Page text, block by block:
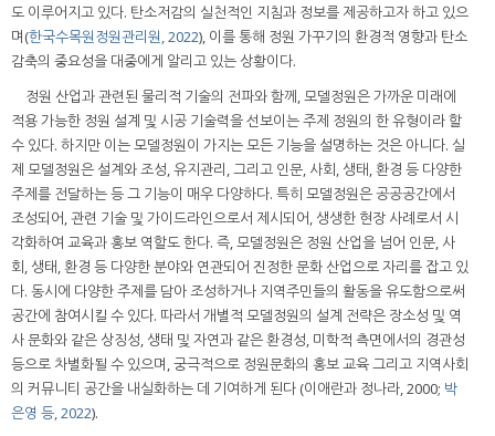
도 이루어지고 있다. 탄소저감의 실천적인 지침과 정보를 제공하고자 하고 있으
며(한국수목원정원관리원, 2022), 이를 통해 정원 가꾸기의 환경적 영향과 탄소
감축의 중요성을 대중에게 알리고 있는 상황이다.
정원 산업과 관련된 물리적 기술의 전파와 함께, 모델정원은 가까운 미래에
적용 가능한 정원 설계 및 시공 기술력을 선보이는 주제 정원의 한 유형이라 할
수 있다. 하지만 이는 모델정원이 가지는 모든 기능을 설명하는 것은 아니다. 실
제 모델정원은 설계와 조성, 유지관리, 그리고 인문, 사회, 생태, 환경 등 다양한
주제를 전달하는 등 그 기능이 매우 다양하다. 특히 모델정원은 공공공간에서
조성되어, 관련 기술 및 가이드라인으로서 제시되어, 생생한 현장 사례로서 시
각화하여 교육과 홍보 역할도 한다. 즉, 모델정원은 정원 산업을 넘어 인문, 사
회, 생태, 환경 등 다양한 분야와 연관되어 진정한 문화 산업으로 자리를 잡고 있
다. 동시에 다양한 주제를 담아 조성하거나 지역주민들의 활동을 유도함으로써
공간에 참여시킬 수 있다. 따라서 개별적 모델정원의 설계 전략은 장소성 및 역
사 문화와 같은 상징성, 생태 및 자연과 같은 환경성, 미학적 측면에서의 경관성
등으로 차별화될 수 있으며, 궁극적으로 정원문화의 홍보 교육 그리고 지역사회
의 커뮤니티 공간을 내실화하는 데 기여하게 된다 (이애란과 정나라, 2000; 박
은영 등, 2022).